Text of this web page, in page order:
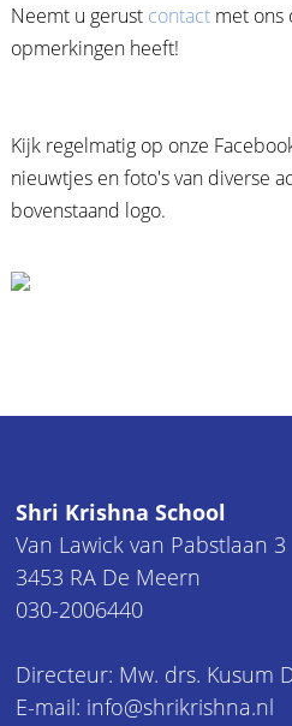
Neemt u gerust contactmet ons
opmerkingen heeft!
Kijk regelmatig op onze
nieuwtjes en foto's van diverse
bovenstaand logo.
Shri Krishna School
Van Lawick van Pabstlaan 3
3453 RA De Meern
030-2006440
Directeur: Mw. drs. Kusum
E-mail: info@shrikrishna.nl